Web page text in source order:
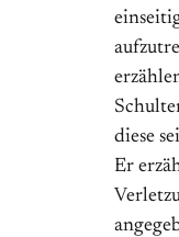
diese
Er